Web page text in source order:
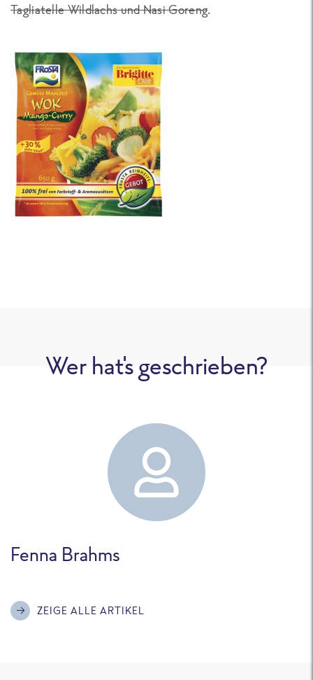
Tagliatelle Wildlachs und Nasi Goreng.
Wer hat's geschrieben?
Fenna Brahms
ZEIGE ALLE ARTIKEL